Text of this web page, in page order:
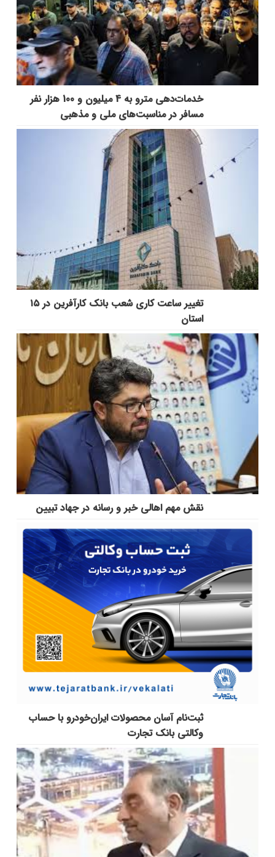
خدمات‌دهي مترو به 4 ميليون و 100 هزار نفر
مسافر در مناسبت‌هاي ملي و مذهبي
تغییر ساعت کاری شعب بانک کارآفرین در ۱۵
استان
نقش مهم اهالی خبر و رسانه در جهاد تبیین
ثبت‌نام آسان محصولات ایران‌خودرو با حساب
وکالتی بانک تجارت